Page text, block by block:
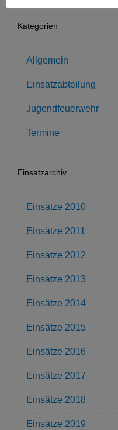
Kategorien
Allgemein
Einsatzabteilung
Jugendfeuerwehr
Termine
Einsatzarchiv
Einsätze 2010
Einsätze 2011
Einsätze 2012
Einsätze 2013
Einsätze 2014
Einsätze 2015
Einsätze 2016
Einsätze 2017
Einsätze 2018
Einsätze 2019